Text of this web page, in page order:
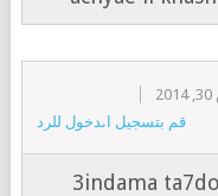
قم بتسجيل الدخول للرد
3indama